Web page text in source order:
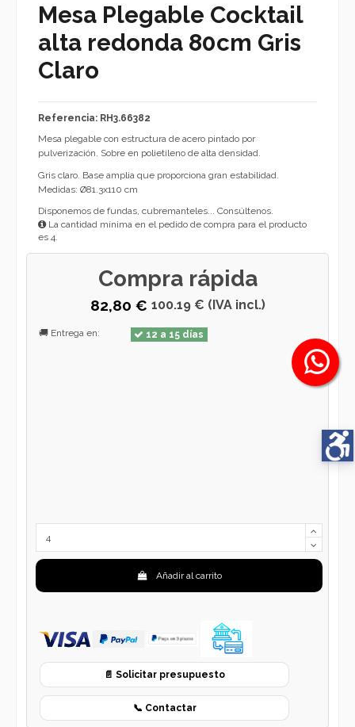
Mesa Plegable Cocktail
alta redonda 80cm Gris
Claro
Referencia: RH3.66382
Mesa plegable con estructura de acero pintado por
pulverización. Sobre en polietileno de alta densidad.
Gris claro. Base amplia que proporciona gran estabilidad.
Medidas: Ø81.3x110 cm
Disponemos de fundas, cubremanteles... Consúltenos.
Añadir al carrito
La cantidad mínima en el pedido de compra para el producto
es 4.
Compra rápida
82,80 € 100.19 € (IVA incl.)
🚚 Entrega en: 12 a 15 días
📄 Solicitar presupuesto
📞 Contactar